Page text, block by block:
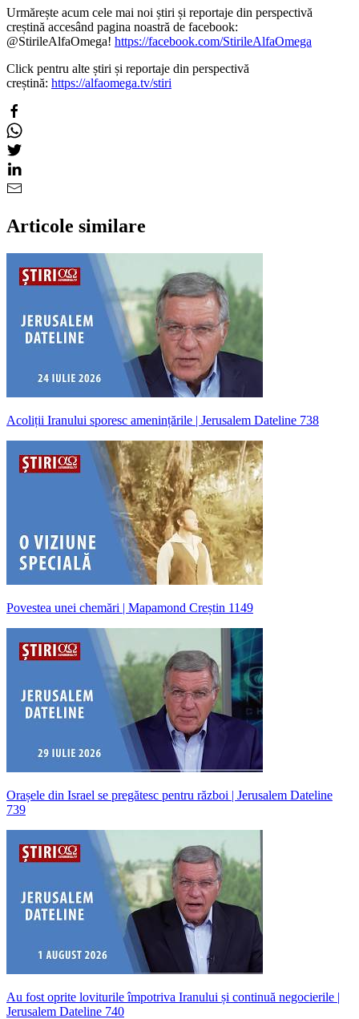
Urmărește acum cele mai noi știri și reportaje din perspectivă
creștină accesând pagina noastră de facebook:
@StirileAlfaOmega! https://facebook.com/StirileAlfaOmega
Click pentru alte știri și reportaje din perspectivă
creștină: https://alfaomega.tv/stiri
Articole similare
Acoliții Iranului sporesc amenințările | Jerusalem Dateline 738
Povestea unei chemări | Mapamond Creștin 1149
Orașele din Israel se pregătesc pentru război | Jerusalem Dateline
739
Au fost oprite loviturile împotriva Iranului și continuă negocierile |
Jerusalem Dateline 740